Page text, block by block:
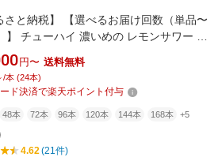
さと納税】 【選べるお届け回数（単品〜
】 チューハイ 濃いめの レモンサワー サ
sapporo 500ml缶 24本 1箱 単品 定期便
ロビール 焼津 a15-656
円〜 送料無料
/本 (24本)
ド決済で楽天ポイント付与
48本 72本 96本 120本 144本 168本 +5
4.62(21件)